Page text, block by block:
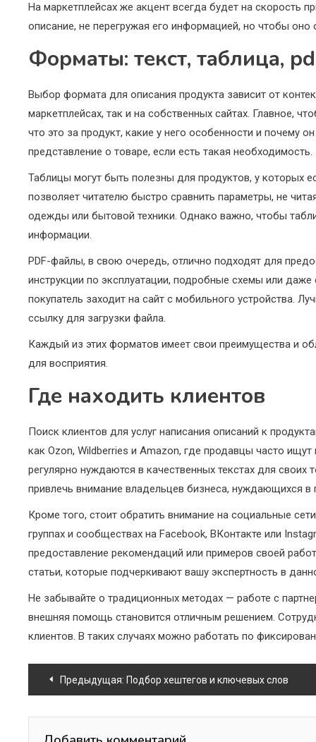
На маркетплейсах же акцент всегда будет на скорость
описание, не перегружая его информацией, но чтобы
Форматы: текст, таблица,
Выбор формата для описания продукта зависит от
маркетплейсах, так и на собственных сайтах. Главное,
что это за продукт, какие у него особенности и почему
представление о товаре, если есть такая необходимость.
Таблицы могут быть полезны для продуктов, у которых
позволяет читателю быстро сравнить параметры, не
одежды или бытовой техники. Однако важно, чтобы
информации.
PDF-файлы, в свою очередь, отлично подходят для
инструкции по эксплуатации, подробные схемы или
покупатель заходит на сайт с мобильного устройства.
ссылку для загрузки файла.
Каждый из этих форматов имеет свои преимущества и
для восприятия.
Где находить клиентов
Поиск клиентов для услуг написания описаний к
как Ozon, Wildberries и Amazon, где продавцы часто
регулярно нуждаются в качественных текстах для
привлечь внимание владельцев бизнеса, нуждающихся
Кроме того, стоит обратить внимание на социальные
группах и сообществах на Facebook, ВКонтакте или
предоставление рекомендаций или примеров своей
статьи, которые подчеркивают вашу экспертность в
Не забывайте о традиционных методах — работе с
внешняя помощь становится отличным решением.
клиентов. В таких случаях можно работать по
Навигация
по
Предыдущая: Подбор хештегов и ключевых слов